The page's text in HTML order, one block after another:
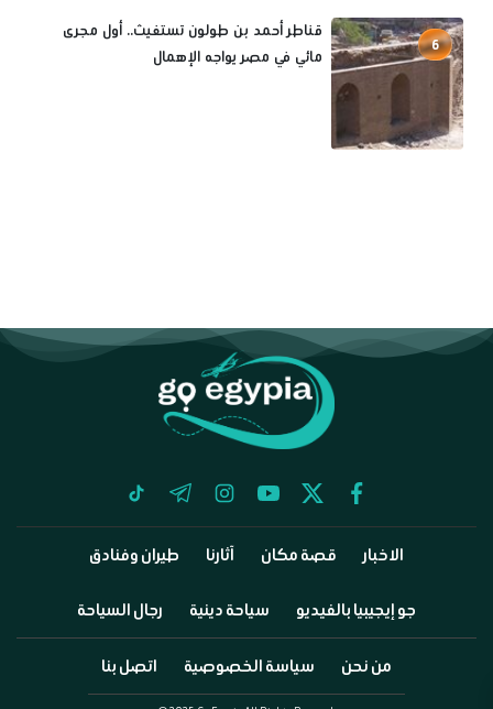
6
قناطر أحمد بن طولون تستغيث.. أول مجرى
مائي في مصر يواجه الإهمال
facebook
twitter
youtube
instagram
telegram
tiktok
الاخبار قصة مكان آثارنا طيران وفنادق
جو إيجيبيا بالفيديو سياحة دينية رجال السياحة
من نحن سياسة الخصوصية اتصل بنا